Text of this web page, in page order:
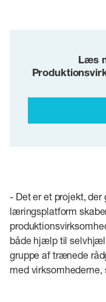
Læs
- Det er et projekt,
læringsplatform
både hjælp til
gruppe af trænede
med